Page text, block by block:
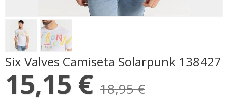
Six Valves Camiseta Solarpunk 138427
15,15 € 18,95 €